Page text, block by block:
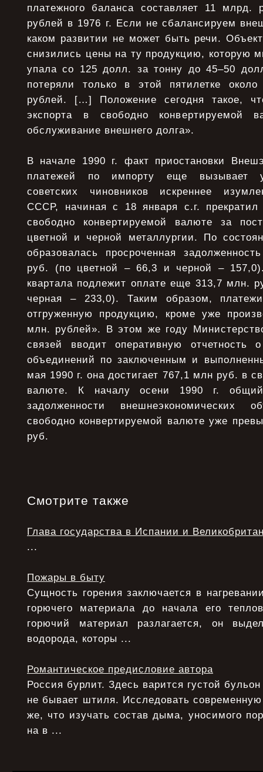
платежного баланса составляет 11
рублей в 1976 г. Если не сбалансируем
каком развитии не может быть речи.
снизились цены на ту продукцию, которую
упала со 125 долл. за тонну до 45–50
потеряли только в этой пятилетке
рублей. […] Положение сегодня такое,
экспорта в свободно конвертируемой
обслуживание внешнего долга».
В начале 1990 г. факт приостановки
платежей по импорту еще вызывает у
советских чиновников искреннее
СССР, начиная с 18 января с.г.
свободно конвертируемой валюте за
цветной и черной металлургии. По
образовалась просроченная
руб. (по цветной – 66,3 и черной –
квартала подлежит оплате еще 313,7 млн.
черная – 233,0). Таким образом,
отгруженную продукцию, кроме уже
млн. рублей». В этом же году
связей вводит оперативную отчетность
объединений по заключенным и
мая 1990 г. она достигает 767,1 млн руб. в
валюте. К началу осени 1990 г. общий
задолженности
свободно конвертируемой валюте уже
руб.
Смотрите также
Глава государства в Испании и
...
Пожары в быту
Сущность горения заключается в
горючего материала до начала его
горючий материал разлагается, он
водорода, которы ...
Романтическое предисловие автора
Россия бурлит. Здесь варится густой
не бывает штиля. Исследовать
же, что изучать состав дыма, уносимого
на в ...